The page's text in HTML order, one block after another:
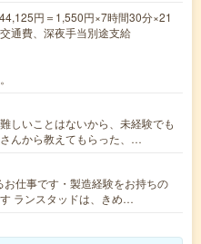
円＝1,550円×7時間30分×21
通費、深夜手当別途支給
しいことはないから、未経験でも
んから教えてもらった、…
お仕事です・製造経験をお持ちの
ランスタッドは、きめ…